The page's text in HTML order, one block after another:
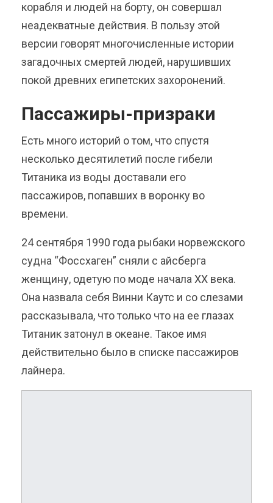
корабля и людей на борту, он совершал
неадекватные действия. В пользу этой
версии говорят многочисленные истории
загадочных смертей людей, нарушивших
покой древних египетских захоронений.
Пассажиры-призраки
Есть много историй о том, что спустя
несколько десятилетий после гибели
Титаника из воды доставали его
пассажиров, попавших в воронку во
времени.
24 сентября 1990 года рыбаки норвежского
судна “Фоссхаген” сняли с айсберга
женщину, одетую по моде началаХХ века.
Она назвала себя Винни Каутс и со слезами
рассказывала, что только что на ее глазах
Титаник затонул в океане. Такое имя
действительно было в списке пассажиров
лайнера.